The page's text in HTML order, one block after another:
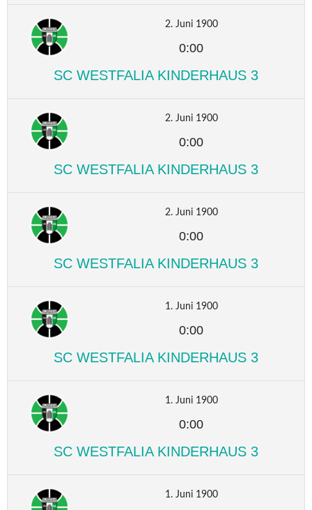
2. Juni 1900
0:00
SC WESTFALIA KINDERHAUS 3
2. Juni 1900
0:00
SC WESTFALIA KINDERHAUS 3
2. Juni 1900
0:00
SC WESTFALIA KINDERHAUS 3
1. Juni 1900
0:00
SC WESTFALIA KINDERHAUS 3
1. Juni 1900
0:00
SC WESTFALIA KINDERHAUS 3
1. Juni 1900